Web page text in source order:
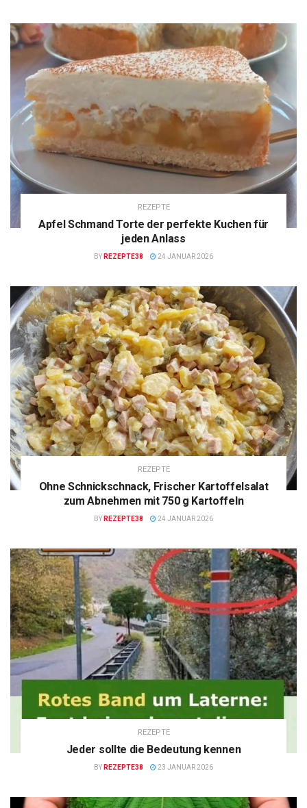
REZEPTE
Apfel Schmand Torte der perfekte Kuchen für
jeden Anlass
BY REZEPTE38 24 JANUAR 2026
REZEPTE
Ohne Schnickschnack, Frischer Kartoffelsalat
zum Abnehmen mit 750 g Kartoffeln
BY REZEPTE38 24 JANUAR 2026
REZEPTE
Jeder sollte die Bedeutung kennen
BY REZEPTE38 23 JANUAR 2026